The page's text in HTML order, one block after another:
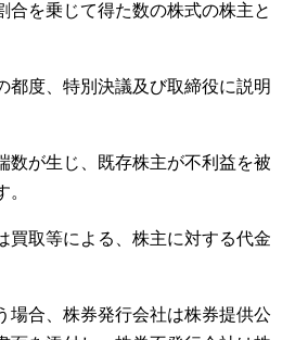
合を乗じて得た数の株式の株主と
都度、特別決議及び取締役に説明
数が生じ、既存株主が不利益を被
買取等による、株主に対する代金
場合、株券発行会社は株券提供公